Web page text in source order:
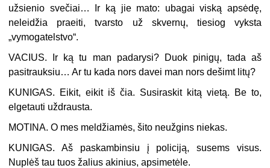
užsienio svečiai… Ir ką jie mato: ubagai viską apsėdę,
neleidžia praeiti, tvarsto už skvernų, tiesiog vyksta
„vymogatelstvo“.
VACIUS.
Ir ką tu man padarysi? Duok pinigų, tada aš
pasitrauksiu… Ar tu kada nors davei man nors dešimt litų?
KUNIGAS.
Eikit, eikit iš čia. Susiraskit kitą vietą. Be to,
elgetauti uždrausta.
MOTINA.O mes meldžiamės, šito neužgins niekas.
KUNIGAS.
Aš paskambinsiu į policiją, susems visus.
Nuplėš tau tuos žalius akinius, apsimetėle.